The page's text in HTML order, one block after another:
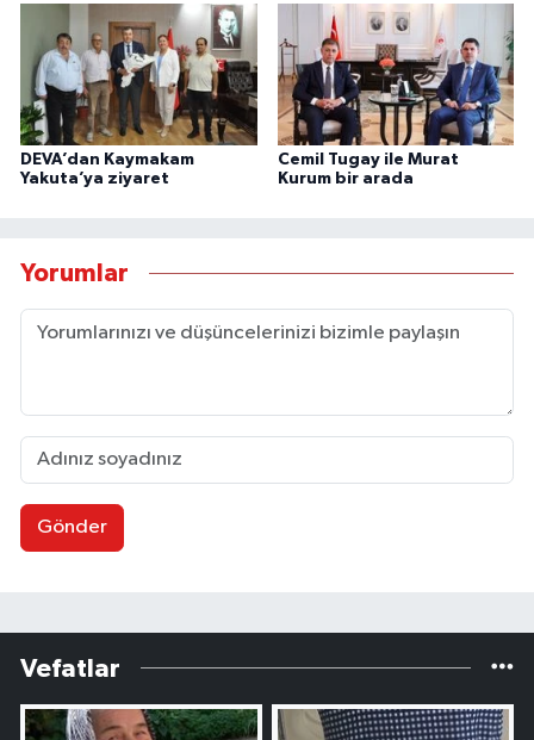
DEVA’dan Kaymakam
Yakuta’ya ziyaret
Cemil Tugay ile Murat
Kurum bir arada
Yorumlar
Gönder
Vefatlar